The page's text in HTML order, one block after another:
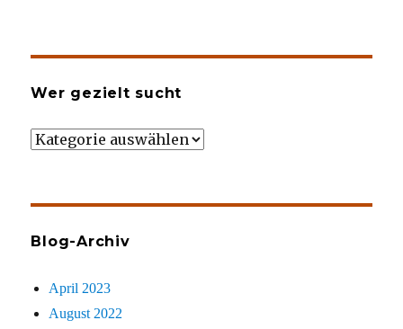
Wer gezielt sucht
Wer
Blog-Archiv
April 2023
August 2022